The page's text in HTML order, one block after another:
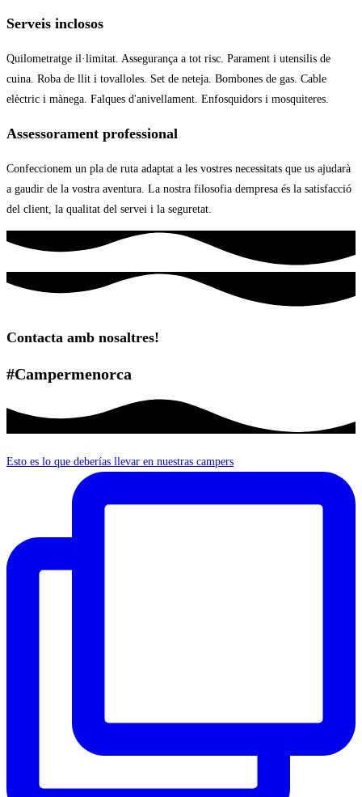
Serveis inclosos
Quilometratge il·limitat. Assegurança a tot risc. Parament i utensilis de
cuina. Roba de llit i tovalloles. Set de neteja. Bombones de gas. Cable
elèctric i mànega. Falques d'anivellament. Enfosquidors i mosquiteres.
Assessorament professional
Confeccionem un pla de ruta adaptat a les vostres necessitats que us ajudarà
a gaudir de la vostra aventura. La nostra filosofia dempresa és la satisfacció
del client, la qualitat del servei i la seguretat.
Contacta amb nosaltres!
#Campermenorca
Esto es lo que deberías llevar en nuestras campers